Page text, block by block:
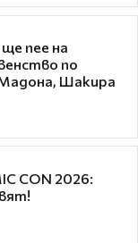
пее на
по
Шакира
CON 2026: